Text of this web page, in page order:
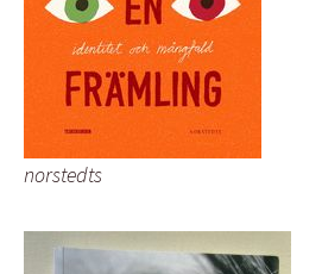
norstedts